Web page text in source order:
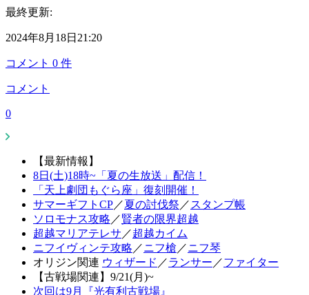
最終更新:
2024年8月18日21:20
コメント 0 件
コメント
0
【最新情報】
8日(土)18時~「夏の生放送」配信！
「天上劇団もぐら座」復刻開催！
サマーギフトCP／夏の討伐祭 ／ スタンプ帳
ソロモナス攻略 ／賢者の限界超越
超越マリアテレサ ／超越カイム
ニフイヴィンテ攻略 ／ニフ槍 ／ニフ琴
オリジン関連 ウィザード ／ランサー ／ファイター
【古戦場関連】9/21(月)~
次回は9月『光有利古戦場』